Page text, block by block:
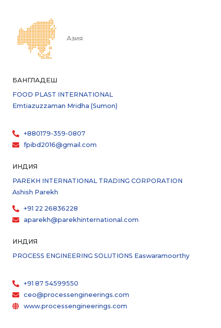
Азия
БАНГЛАДЕШ
FOOD PLAST INTERNATIONAL
Emtiazuzzaman Mridha (Sumon)
+880179-359-0807
fpibd2016@gmail.com
ИНДИЯ
PAREKH INTERNATIONAL TRADING CORPORATION
Ashish Parekh
+91 22 26836228
aparekh@parekhinternational.com
ИНДИЯ
PROCESS ENGINEERING SOLUTIONS Easwaramoorthy
+91 87 54599550
ceo@processengineerings.com
www.processengineerings.com